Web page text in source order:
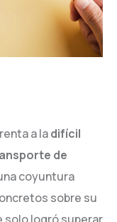
a ladifícil
de
coyuntura
sobre su